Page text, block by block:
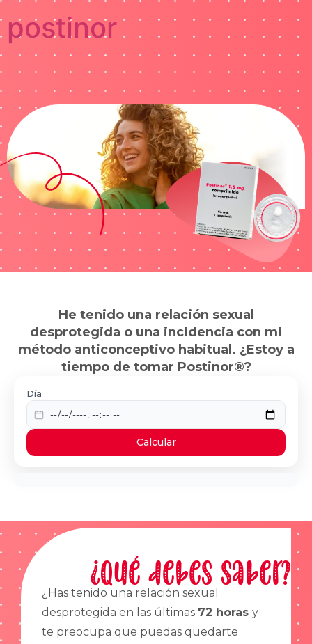
postinor
He tenido una relación sexual
desprotegida o una incidencia con mi
método anticonceptivo habitual. ¿Estoy a
tiempo de tomar Postinor®?
Día
Calcular
¿Qué debes saber?
¿Has tenido una relación sexual
desprotegida en las últimas 72 horas y
te preocupa que puedas quedarte